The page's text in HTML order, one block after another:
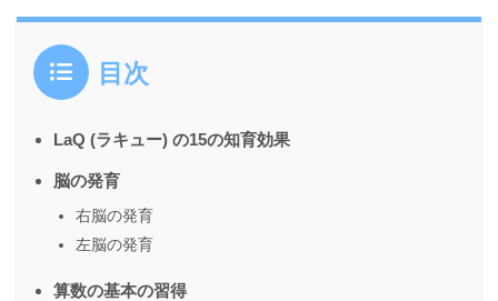
目次
LaQ (ラキュー) の15の知育効果
脳の発育
右脳の発育
左脳の発育
算数の基本の習得